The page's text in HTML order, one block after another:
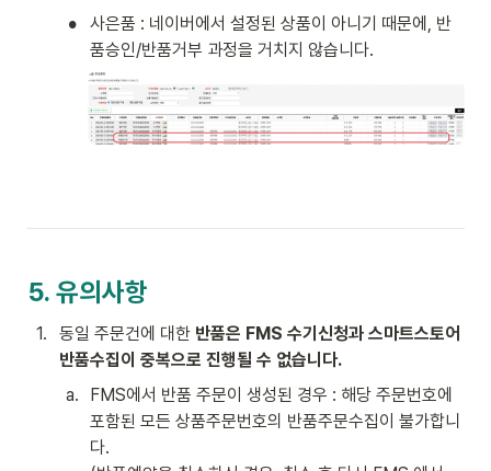
•
사은품 : 네이버에서 설정된 상품이 아니기 때문에, 반
품승인/반품거부 과정을 거치지 않습니다.
5. 유의사항
1. 동일 주문건에 대한 반품은 FMS 수기신청과 스마트스토어
반품수집이 중복으로 진행될 수 없습니다.
a.
FMS에서 반품 주문이 생성된 경우 : 해당 주문번호에
포함된 모든 상품주문번호의 반품주문수집이 불가합니
다.